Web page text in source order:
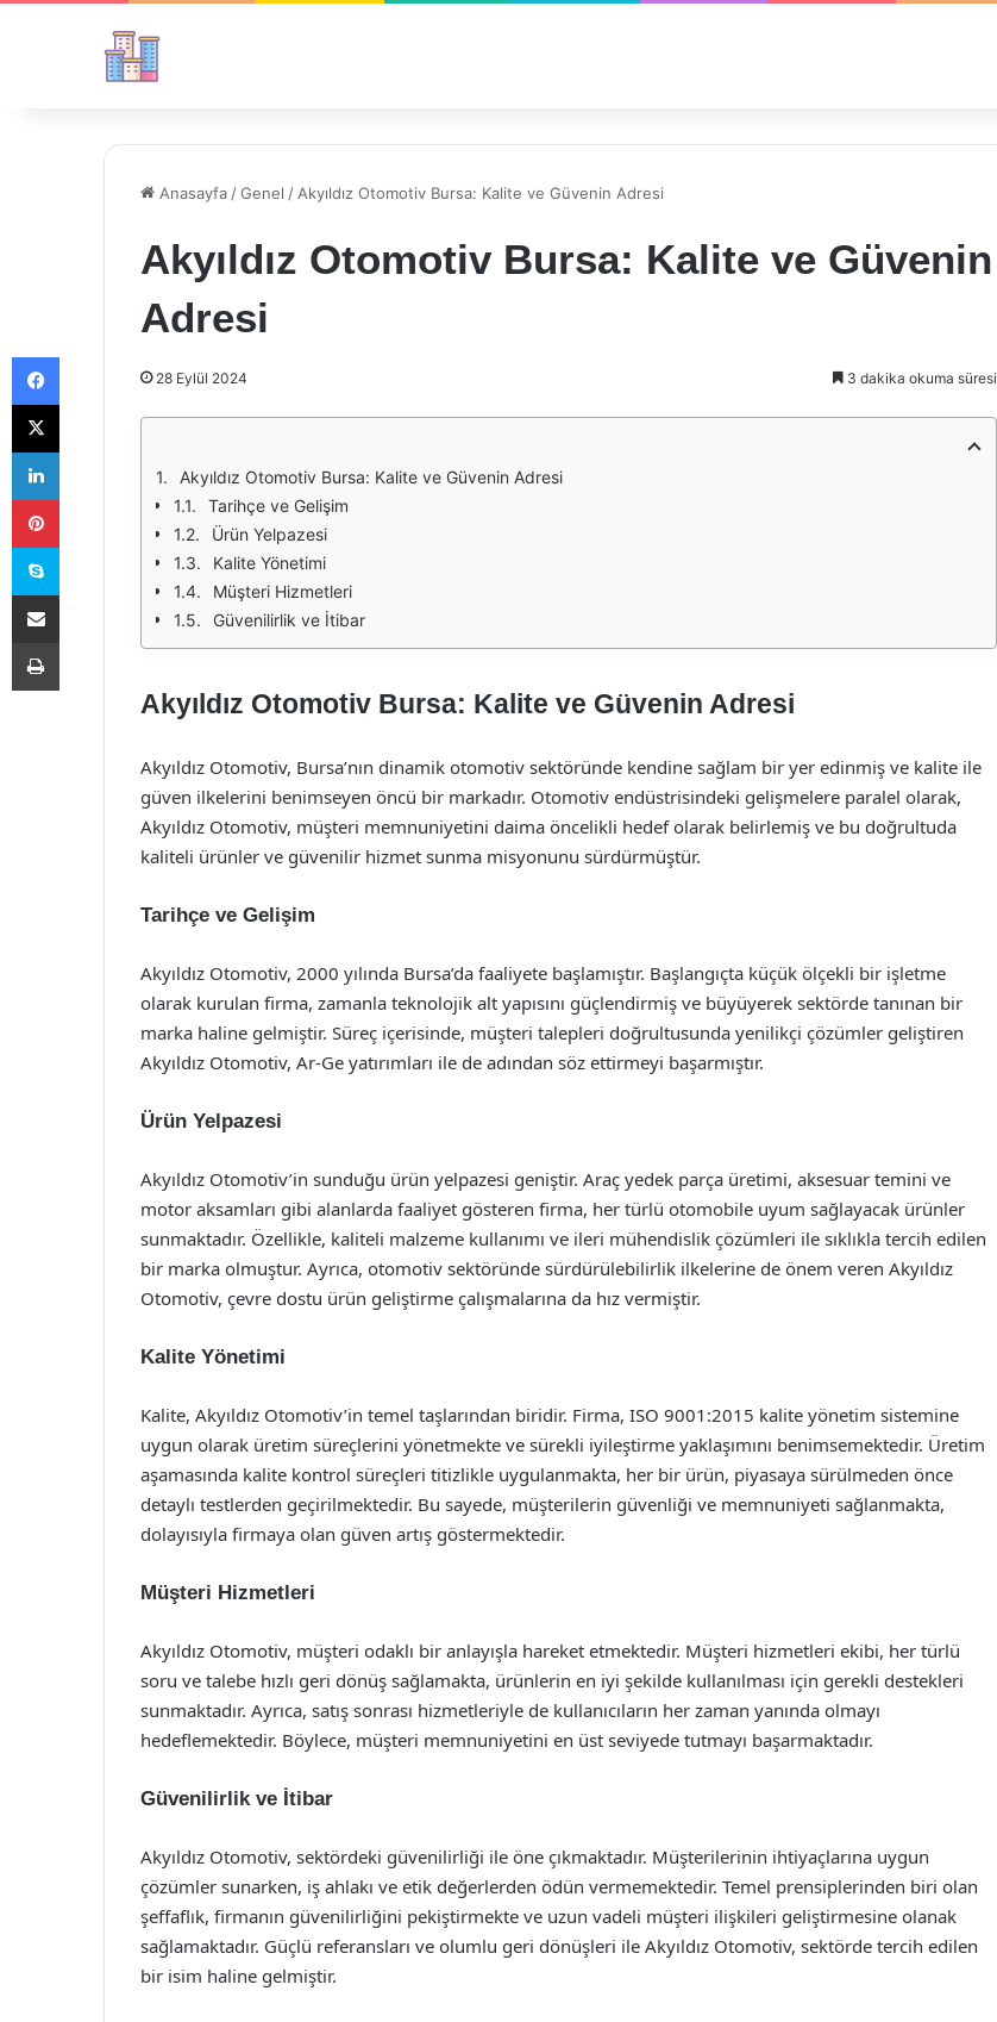
Anasayfa /Genel / Akyıldız Otomotiv Bursa: Kalite ve Güvenin Adresi
Akyıldız Otomotiv Bursa: Kalite ve Güvenin
Adresi
28 Eylül 2024 3 dakika okuma süresi
Akyıldız Otomotiv Bursa: Kalite ve Güvenin Adresi
Tarihçe ve Gelişim
Ürün Yelpazesi
Kalite Yönetimi
Müşteri Hizmetleri
Güvenilirlik ve İtibar
Akyıldız Otomotiv Bursa: Kalite ve Güvenin Adresi
Akyıldız Otomotiv, Bursa’nın dinamik otomotiv sektöründe kendine sağlam bir yer edinmiş ve kalite ile
güven ilkelerini benimseyen öncü bir markadır. Otomotiv endüstrisindeki gelişmelere paralel olarak,
Akyıldız Otomotiv, müşteri memnuniyetini daima öncelikli hedef olarak belirlemiş ve bu doğrultuda
kaliteli ürünler ve güvenilir hizmet sunma misyonunu sürdürmüştür.
Tarihçe ve Gelişim
Akyıldız Otomotiv, 2000 yılında Bursa’da faaliyete başlamıştır. Başlangıçta küçük ölçekli bir işletme
olarak kurulan firma, zamanla teknolojik alt yapısını güçlendirmiş ve büyüyerek sektörde tanınan bir
marka haline gelmiştir. Süreç içerisinde, müşteri talepleri doğrultusunda yenilikçi çözümler geliştiren
Akyıldız Otomotiv, Ar-Ge yatırımları ile de adından söz ettirmeyi başarmıştır.
Ürün Yelpazesi
Akyıldız Otomotiv’in sunduğu ürün yelpazesi geniştir. Araç yedek parça üretimi, aksesuar temini ve
motor aksamları gibi alanlarda faaliyet gösteren firma, her türlü otomobile uyum sağlayacak ürünler
sunmaktadır. Özellikle, kaliteli malzeme kullanımı ve ileri mühendislik çözümleri ile sıklıkla tercih edilen
bir marka olmuştur. Ayrıca, otomotiv sektöründe sürdürülebilirlik ilkelerine de önem veren Akyıldız
Otomotiv, çevre dostu ürün geliştirme çalışmalarına da hız vermiştir.
Kalite Yönetimi
Kalite, Akyıldız Otomotiv’in temel taşlarından biridir. Firma, ISO 9001:2015 kalite yönetim sistemine
uygun olarak üretim süreçlerini yönetmekte ve sürekli iyileştirme yaklaşımını benimsemektedir. Üretim
aşamasında kalite kontrol süreçleri titizlikle uygulanmakta, her bir ürün, piyasaya sürülmeden önce
detaylı testlerden geçirilmektedir. Bu sayede, müşterilerin güvenliği ve memnuniyeti sağlanmakta,
dolayısıyla firmaya olan güven artış göstermektedir.
Müşteri Hizmetleri
Akyıldız Otomotiv, müşteri odaklı bir anlayışla hareket etmektedir. Müşteri hizmetleri ekibi, her türlü
soru ve talebe hızlı geri dönüş sağlamakta, ürünlerin en iyi şekilde kullanılması için gerekli destekleri
sunmaktadır. Ayrıca, satış sonrası hizmetleriyle de kullanıcıların her zaman yanında olmayı
hedeflemektedir. Böylece, müşteri memnuniyetini en üst seviyede tutmayı başarmaktadır.
Güvenilirlik ve İtibar
Akyıldız Otomotiv, sektördeki güvenilirliği ile öne çıkmaktadır. Müşterilerinin ihtiyaçlarına uygun
çözümler sunarken, iş ahlakı ve etik değerlerden ödün vermemektedir. Temel prensiplerinden biri olan
şeffaflık, firmanın güvenilirliğini pekiştirmekte ve uzun vadeli müşteri ilişkileri geliştirmesine olanak
sağlamaktadır. Güçlü referansları ve olumlu geri dönüşleri ile Akyıldız Otomotiv, sektörde tercih edilen
bir isim haline gelmiştir.
Facebook
X
LinkedIn
Pinterest
Skype
E-Posta ile paylaş